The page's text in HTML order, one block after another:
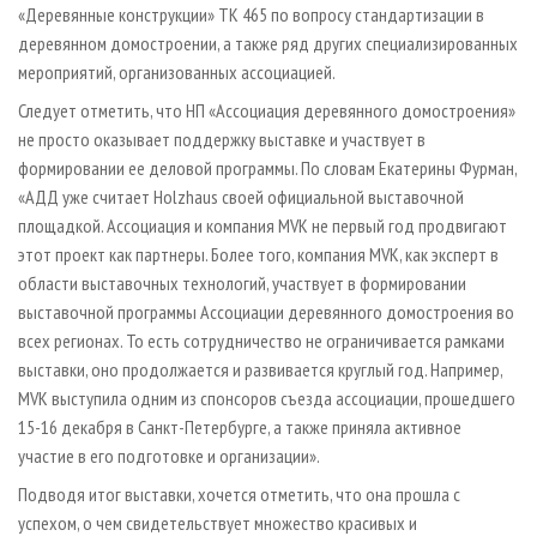
«Деревянные конструкции» ТК 465 по вопросу стандартизации в
деревянном домостроении, а также ряд других специализированных
мероприятий, организованных ассоциацией.
Следует отметить, что НП «Ассоциация деревянного домостроения»
не просто оказывает поддержку выставке и участвует в
формировании ее деловой программы. По словам Екатерины Фурман,
«АДД уже считает Holzhaus своей официальной выставочной
площадкой. Ассоциация и компания MVK не первый год продвигают
этот проект как партнеры. Более того, компания MVK, как эксперт в
области выставочных технологий, участвует в формировании
выставочной программы Ассоциации деревянного домостроения во
всех регионах. То есть сотрудничество не ограничивается рамками
выставки, оно продолжается и развивается круглый год. Например,
MVK выступила одним из спонсоров съезда ассоциации, прошедшего
15-16 декабря в Санкт­-Петербурге, а также приняла активное
участие в его подготовке и организации».
Подводя итог выставки, хочется отметить, что она прошла с
успехом, о чем свидетельствует множество красивых и